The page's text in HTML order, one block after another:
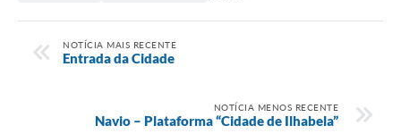
NOTÍCIA MAIS RECENTE
Entrada da Cidade
NOTÍCIA MENOS RECENTE
Navio – Plataforma “Cidade de Ilhabela”